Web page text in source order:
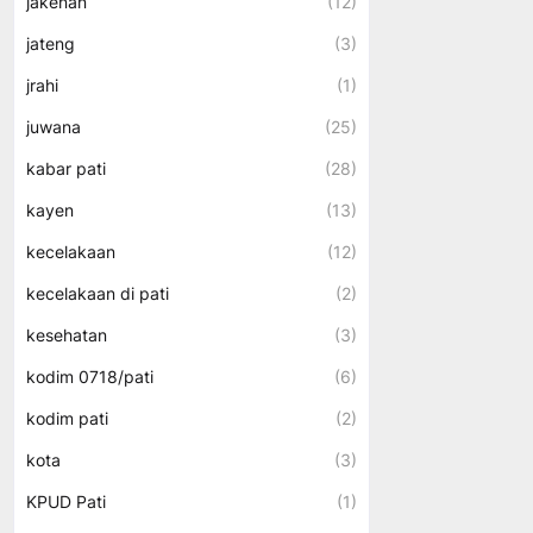
jateng (3)
jrahi (1)
juwana (25)
kabar pati (28)
kayen (13)
kecelakaan (12)
kecelakaan di pati (2)
kesehatan (3)
kodim 0718/pati (6)
kodim pati (2)
kota (3)
KPUD Pati (1)